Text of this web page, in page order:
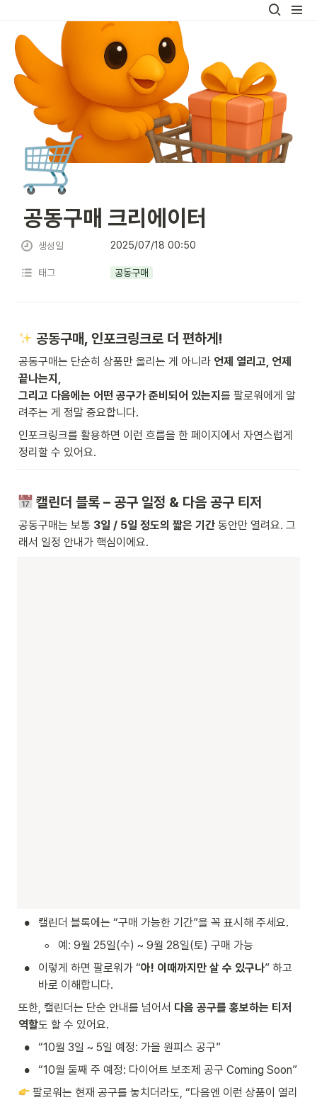
🛒
공동구매 크리에이터
생성일 2025/07/18 00:50
태그 공동구매
공동구매, 인포크링크로 더 편하게!
공동구매는 단순히 상품만 올리는 게 아니라 언제 열리고, 언제
끝나는지,
그리고 다음에는 어떤 공구가 준비되어 있는지 를 팔로워에게 알
려주는 게 정말 중요합니다.
인포크링크를 활용하면 이런 흐름을 한 페이지에서 자연스럽게
정리할 수 있어요.
캘린더 블록 – 공구 일정 & 다음 공구 티저
공동구매는 보통 3일 / 5일 정도의 짧은 기간 동안만 열려요. 그
래서 일정 안내가 핵심이에요.
• 캘린더 블록에는 “구매 가능한 기간”을 꼭 표시해 주세요.
◦ 예: 9월 25일(수) ~ 9월 28일(토) 구매 가능
• 이렇게 하면 팔로워가 “아! 이때까지만 살 수 있구나” 하고
바로 이해합니다.
또한, 캘린더는 단순 안내를 넘어서 다음 공구를 홍보하는 티저
역할도 할 수 있어요.
• “10월 3일 ~ 5일 예정: 가을 원피스 공구”
•
“10월 둘째 주 예정: 다이어트 보조제 공구 Coming Soon”
팔로워는 현재 공구를 놓치더라도, “다음엔 이런 상품이 열리